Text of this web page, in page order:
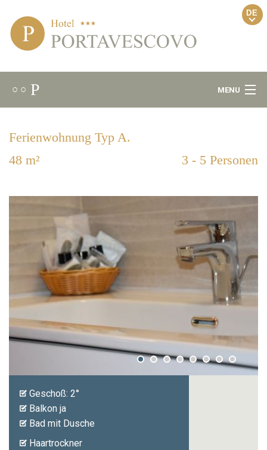
DE
○ ○ P MENU
Ambiente
Wellness
Zimmer
Ferienwohnungen
Fahrradverleih
Ortschaft
Anfrage
Ferienwohnung Typ A.
48 m²
3 - 5 Personen
Geschoß: 2°
Balkon ja
Bad mit Dusche
Haartrockner